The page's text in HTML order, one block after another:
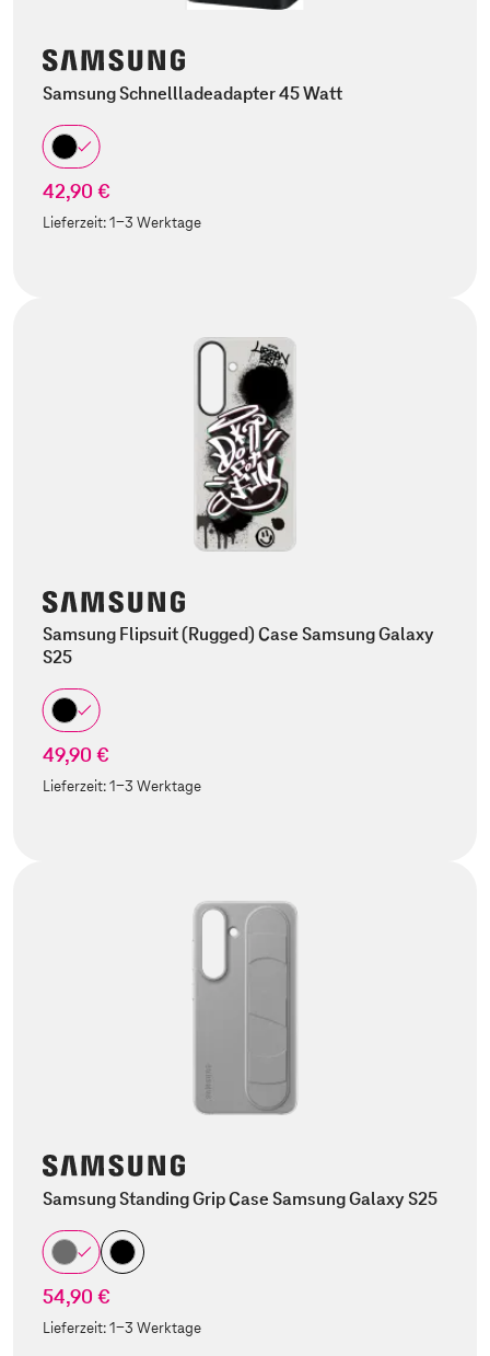
Samsung Schnellladeadapter 45 Watt
42,90 €
Lieferzeit:1-3 Werktage
Samsung Flipsuit (Rugged) Case Samsung Galaxy
S25
49,90 €
Lieferzeit:1-3 Werktage
Samsung Standing Grip Case Samsung Galaxy S25
54,90 €
Lieferzeit:1-3 Werktage